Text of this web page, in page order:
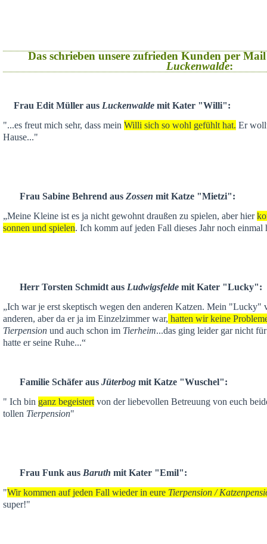
Das schrieben unsere zufrieden Kunden per
Luckenwalde:
Frau Edit Müller aus Luckenwalde mit Kater "Willi":
"...es freut mich sehr, dass mein Willi sich so wohl gefühlt hat. Er
Hause..."
Frau Sabine Behrend aus Zossen mit Katze "Mietzi":
„Meine Kleine ist es ja nicht gewohnt draußen zu spielen, aber hier
sonnen und spielen. Ich komm auf jeden Fall dieses Jahr noch einmal
Herr Torsten Schmidt aus Ludwigsfelde mit Kater "Lucky":
„Ich war je erst skeptisch wegen den anderen Katzen. Mein "Lucky"
anderen, aber da er ja im Einzelzimmer war, hatten wir keine
Tierpension und auch schon im Tierheim...das ging leider gar nicht
hatte er seine Ruhe...“
Familie Schäfer aus Jüterbog mit Katze "Wuschel":
" Ich bin ganz begeistert von der liebevollen Betreuung von euch
tollen Tierpension"
Frau Funk aus Baruth mit Kater "Emil":
"Wir kommen auf jeden Fall wieder in eure Tierpension /
super!"